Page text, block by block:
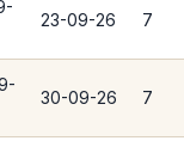
23-09-26 7
30-09-26 7